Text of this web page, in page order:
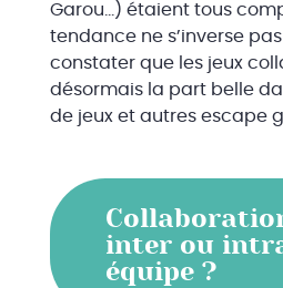
Garou…) étaient tous
tendance ne s’inverse
constater que les jeux
désormais la part belle
de jeux et autres escape
inter ou
équipe ?